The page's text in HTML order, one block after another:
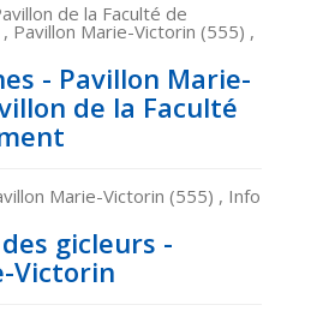
de la Faculté de
Pavillon Marie-Victorin (555) ,
- Pavillon Marie-
de la Faculté
Marie-Victorin (555) , Info
gicleurs -
Victorin